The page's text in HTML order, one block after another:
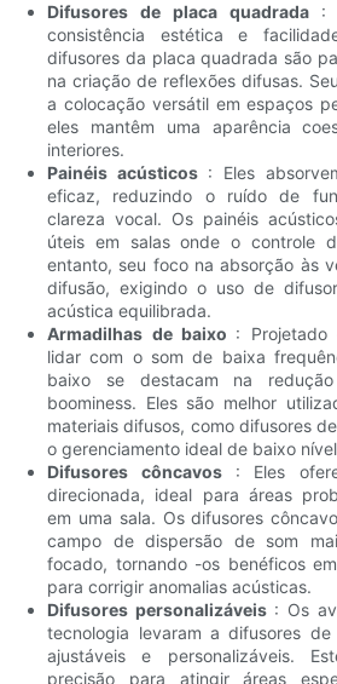
Difusores de placa quadrada :
consistência estética e
difusores da placa quadrada são
na criação de reflexões difusas.
a colocação versátil em espaços
eles mantêm uma aparência
interiores.
Painéis acústicos : Eles
eficaz, reduzindo o ruído de
clareza vocal. Os painéis
úteis em salas onde o controle
entanto, seu foco na absorção às
difusão, exigindo o uso de
acústica equilibrada.
Armadilhas de baixo : Projetado
lidar com o som de baixa
baixo se destacam na
boominess. Eles são melhor
materiais difusos, como difusores
o gerenciamento ideal de baixo
Difusores côncavos : Eles
direcionada, ideal para áreas
em uma sala. Os difusores
campo de dispersão de som
focado, tornando -os benéficos
para corrigir anomalias acústicas.
Difusores personalizáveis : Os
tecnologia levaram a difusores
ajustáveis ​​e personalizáveis.
precisão para atingir áreas